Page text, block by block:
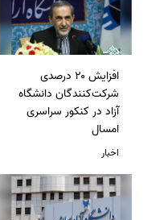
افزایش ۲۰ درصدی
شرکت‌کنندگان دانشگاه
آزاد در کنکور سراسری
امسال
اخبار